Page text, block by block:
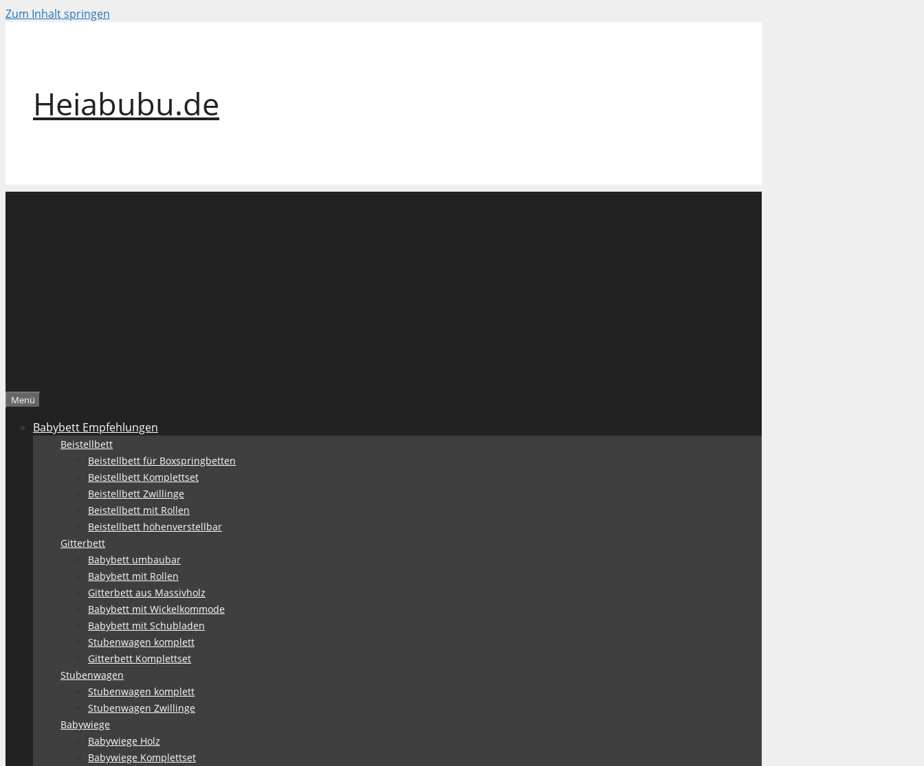
Zum Inhalt springen
Heiabubu.de
Menü
Babybett Empfehlungen
Beistellbett
Beistellbett für Boxspringbetten
Beistellbett Komplettset
Beistellbett Zwillinge
Beistellbett mit Rollen
Beistellbett höhenverstellbar
Gitterbett
Babybett umbaubar
Babybett mit Rollen
Gitterbett aus Massivholz
Babybett mit Wickelkommode
Babybett mit Schubladen
Stubenwagen komplett
Gitterbett Komplettset
Stubenwagen
Stubenwagen komplett
Stubenwagen Zwillinge
Babywiege
Babywiege Holz
Babywiege Komplettset